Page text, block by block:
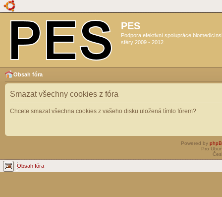
PES
Podpora efektivní spolupráce
sféry 2009 - 2012
Obsah fóra
Smazat všechny cookies z fóra
Chcete smazat všechna cookies z vašeho disku uložená tímto fórem?
Powered by
Pro
Obsah fóra